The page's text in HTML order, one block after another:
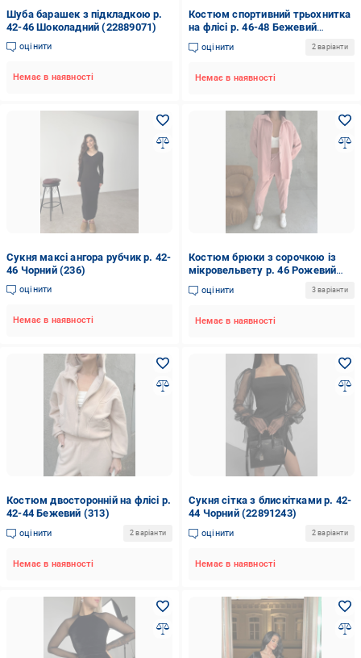
Шуба барашек з підкладкою р.
42-46 Шоколадний (22889071)
оцінити
Немає в наявності
Костюм спортивний трьохнитка
на флісі р. 46-48 Бежевий
(22603894)
оцінити 2 варіанти
Немає в наявності
Сукня максі ангора рубчик р. 42-
46 Чорний (236)
оцінити
Немає в наявності
Костюм брюки з сорочкою із
мікровельвету р. 46 Рожевий
(082.8)
оцінити 3 варіанти
Немає в наявності
Костюм двосторонній на флісі р.
42-44 Бежевий (313)
оцінити 2 варіанти
Немає в наявності
Сукня сітка з блискітками р. 42-
44 Чорний (22891243)
оцінити 2 варіанти
Немає в наявності